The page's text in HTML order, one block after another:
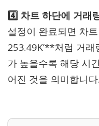
4️⃣ 차트 하단에 거래
설정이 완료되면 차
253.49K’**처럼 거
가 높을수록 해당 시
어진 것을 의미합니다.